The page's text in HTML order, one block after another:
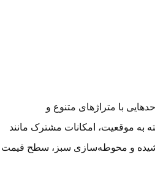
با متراژهای متنوع و
موقعیت، امکانات مشترک مانند
و محوطه‌سازی سبز، سطح قیمت